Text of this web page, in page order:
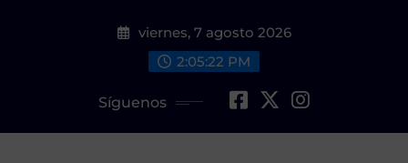
viernes, 7 agosto 2026
2:05:23 PM
Síguenos